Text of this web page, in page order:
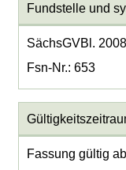
Fundstelle und
SächsGVBl.
Fsn-Nr.: 653
Fassung gültig